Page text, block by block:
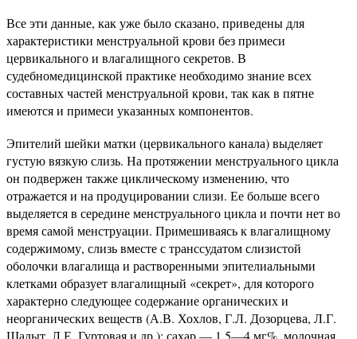
Все эти данные, как уже было сказано, приведены для
характеристики менструальной крови без примеси
цервикального и влагалищного секретов. В
судебномедицинской практике необходимо знание всех
составных частей менструальной крови, так как в пятне
имеются и примеси указанных компонентов.
Эпителий шейки матки (цервикального канала) выделяет
густую вязкую слизь. На протяжении менструального цикла
он подвержен также циклическому изменению, что
отражается и на продуцировании слизи. Ее больше всего
выделяется в середине менструального цикла и почти нет во
время самой менструации. Примешиваясь к влагалищному
содержимому, слизь вместе с транссудатом слизистой
оболочки влагалища и растворенными эпителиальными
клетками образует влагалищный «секрет», для которого
характерно следующее содержание органических и
неорганических веществ (А.В. Хохлов, Г.Л. Дозорцева, Л.Г.